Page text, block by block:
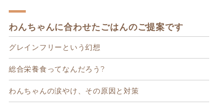
わんちゃんに合わせたごはんのご提案です
グレインフリーという幻想
総合栄養食ってなんだろう?
わんちゃんの涙やけ、その原因と対策